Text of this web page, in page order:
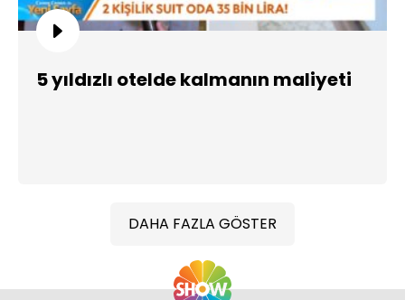
5 yıldızlı otelde kalmanın maliyeti
DAHA FAZLA GÖSTER